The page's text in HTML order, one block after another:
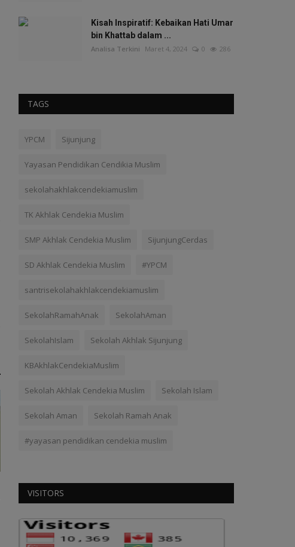
Kisah Inspiratif: Kebaikan Hati Umar
bin Khattab dalam ...
Analisa Terkini Maret 4, 2024 0 286
TAGS
YPCM Sijunjung
Yayasan Pendidikan Cendikia Muslim
sekolahakhlakcendekiamuslim
TK Akhlak Cendekia Muslim
SMP Akhlak Cendekia Muslim SijunjungCerdas
SD Akhlak Cendekia Muslim #YPCM
santrisekolahakhlakcendekiamuslim
SekolahRamahAnak SekolahAman
SekolahIslam Sekolah Akhlak Sijunjung
KBAkhlakCendekiaMuslim
Sekolah Akhlak Cendekia Muslim Sekolah Islam
Sekolah Aman Sekolah Ramah Anak
#yayasan pendidikan cendekia muslim
VISITORS